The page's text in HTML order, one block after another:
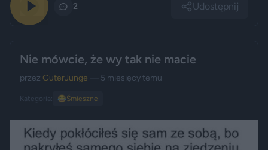
2 Udostępnij
Nie mówcie, że wy tak nie macie
przez GuterJunge — 5 miesięcy temu
Kategoria: 😂Śmieszne